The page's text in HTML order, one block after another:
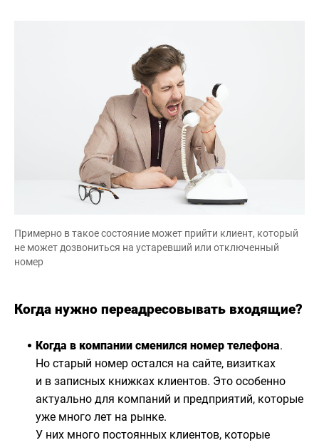
Примерно в такое состояние может прийти клиент, который
не может дозвониться на устаревший или отключенный
номер
Когда нужно переадресовывать входящие?
Когда в компании сменился номер телефона.
Но старый номер остался на сайте, визитках
и в записных книжках клиентов. Это особенно
актуально для компаний и предприятий, которые
уже много лет на рынке.
У них много постоянных клиентов, которые